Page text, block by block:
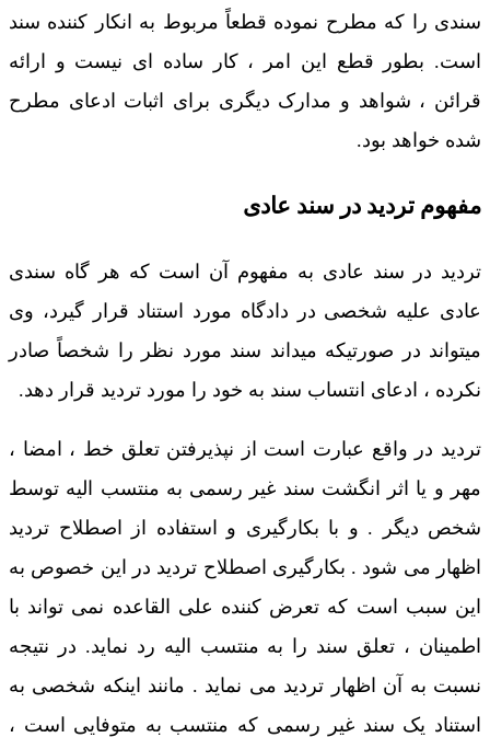
سندی را که مطرح نموده قطعاً مربوط به انکار کننده سند
است. بطور قطع این امر ، کار ساده ای نیست و ارائه
قرائن ، شواهد و مدارک دیگری برای اثبات ادعای مطرح
شده خواهد بود.
مفهوم تردید در سند عادی
تردید در سند عادی به مفهوم آن است که هر گاه سندی
عادی علیه شخصی در دادگاه مورد استناد قرار گیرد، وی
میتواند در صورتیکه میداند سند مورد نظر را شخصاً صادر
نکرده ، ادعای انتساب سند به خود را مورد تردید قرار دهد.
تردید در واقع عبارت است از نپذیرفتن تعلق خط ، امضا ،
مهر و یا اثر انگشت سند غیر رسمی به منتسب الیه توسط
شخص دیگر . و با بکارگیری و استفاده از اصطلاح تردید
اظهار می شود . بکارگیری اصطلاح تردید در این خصوص به
این سبب است که تعرض کننده علی القاعده نمی تواند با
اطمینان ، تعلق سند را به منتسب الیه رد نماید. در نتیجه
نسبت به آن اظهار تردید می نماید . مانند اینکه شخصی به
استناد یک سند غیر رسمی که منتسب به متوفایی است ،